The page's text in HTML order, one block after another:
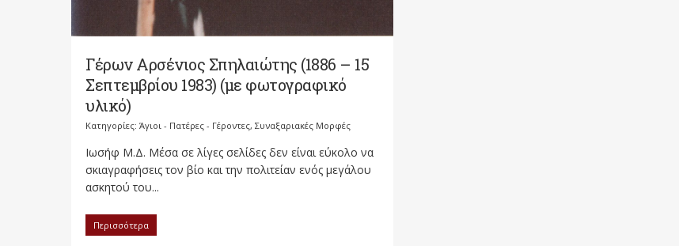
Γέρων Αρσένιος Σπηλαιώτης (1886 – 15
Σεπτεμβρίου 1983) (με φωτογραφικό
υλικό)
Κατηγορίες: Άγιοι - Πατέρες - Γέροντες, Συναξαριακές Μορφές
Ιωσήφ Μ.Δ. Μέσα σε λίγες σελίδες δεν είναι εύκολο να
σκιαγραφήσεις τον βίο και την πολιτείαν ενός μεγάλου
ασκητού του...
Περισσότερα